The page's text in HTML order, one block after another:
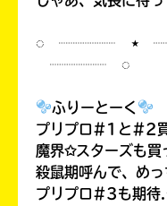
◌ ┈┈┈┈ ⋆
┈┈┈┈ ◌
ふりーとーく
プリプロ#1と#2
魔界✩スターズも買
殺鼠期呼んで、め
プリプロ#3も期待